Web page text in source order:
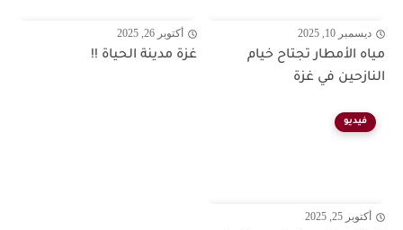
ديسمبر 10, 2025
مياه الأمطار تجتاح خيام
النازحين في غزة
أكتوبر 26, 2025
غزة مدينة الحياة !!
فيديو
أكتوبر 25, 2025